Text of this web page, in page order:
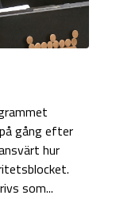
gång efter
hur
som...